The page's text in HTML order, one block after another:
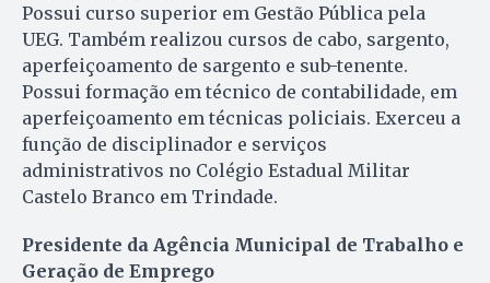
Possui curso superior em Gestão Pública pela
UEG. Também realizou cursos de cabo, sargento,
aperfeiçoamento de sargento e sub-tenente.
Possui formação em técnico de contabilidade, em
aperfeiçoamento em técnicas policiais. Exerceu a
função de disciplinador e serviços
administrativos no Colégio Estadual Militar
Castelo Branco em Trindade.
Presidente da Agência Municipal de Trabalho e
Geração de Emprego